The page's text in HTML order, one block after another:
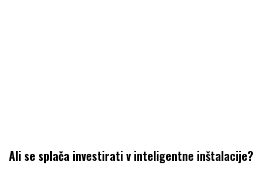
Ali se splača investirati v inteligentne inštalacije?